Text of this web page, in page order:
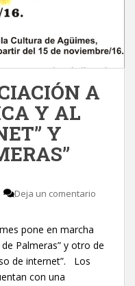
A
Y AL
Y
Deja un comentario
pone en marcha
Palmeras” y otro de
de internet”. Los
con una